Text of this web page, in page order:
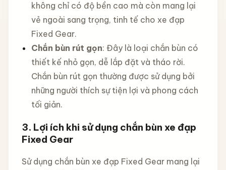
không chỉ có độ bền cao mà còn mang lại
vẻ ngoài sang trọng, tinh tế cho xe đạp
Fixed Gear.
Chắn bùn rút gọn: Đây là loại chắn bùn có
thiết kế nhỏ gọn, dễ lắp đặt và tháo rời.
Chắn bùn rút gọn thường được sử dụng bởi
những người thích sự tiện lợi và phong cách
tối giản.
3. Lợi ích khi sử dụng chắn bùn xe đạp
Fixed Gear
Sử dụng chắn bùn xe đạp Fixed Gear mang lại